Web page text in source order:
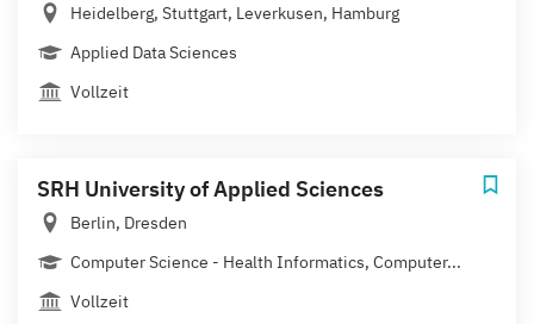
Heidelberg, Stuttgart, Leverkusen, Hamburg
Applied Data Sciences
Vollzeit
SRH University of Applied Sciences
Berlin, Dresden
Computer Science - Health Informatics, Computer...
Vollzeit